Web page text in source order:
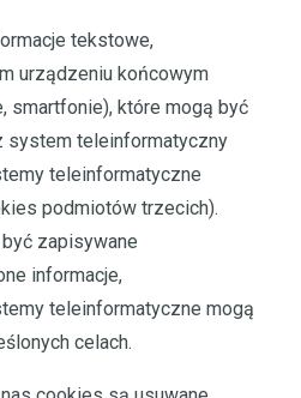
tekstowe,
urządzeniu końcowym
smartfonie), które mogą być
system teleinformatyczny
teleinformatyczne
podmiotów trzecich).
zapisywane
informacje,
teleinformatyczne mogą
celach.